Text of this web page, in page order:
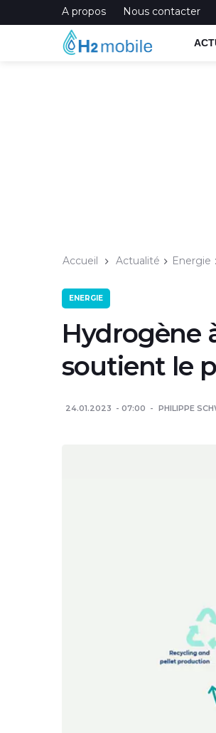
A propos Nous contacter
Accueil Actualité Energie
ENERGIE
Hydrogène
soutient le
24.01.2023 07:00 PHILIPPE